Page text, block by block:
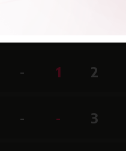
- 1 2
- - 3